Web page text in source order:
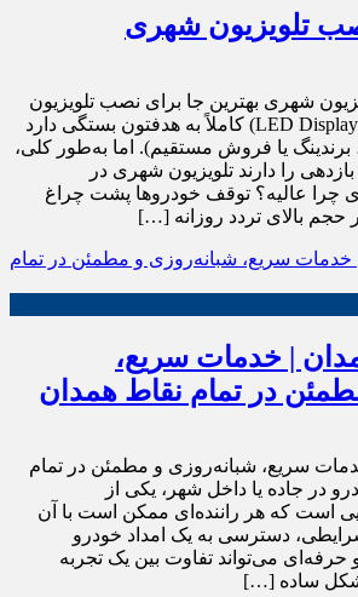
تلویزیون شهری
شهری بهترین جا برای نصب تلویزیون
های غول پیکر شهری (LED Display) کاملاً به هدفتون بستگی دارد
برندینگ یا فروش مستقیم). اما به‌طور کلی،
را دارند تلویزیون شهری در
چرا عالیه؟ توقف خودروها پشت چراغ
حجم بالای تردد روزانه […]
| خدمات سریع،
در تمام نقاط همدان
سریع، شبانه‌روزی و مطمئن در تمام
در جاده یا داخل شهر، یکی از
است که هر راننده‌ای ممکن است با آن
دسترسی به یک امداد خودرو
می‌تواند تفاوت بین یک تجربه
ساده […]